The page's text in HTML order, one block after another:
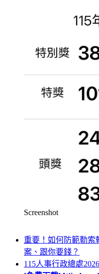
Screenshot
重要！如何防範勒索
案、跟你要錢？
115人事行政總處